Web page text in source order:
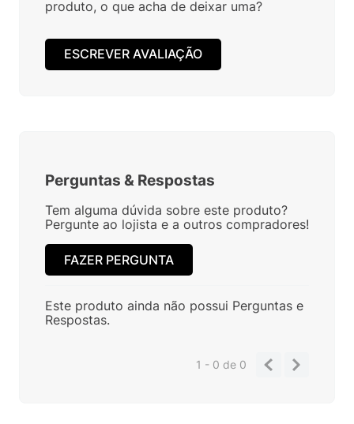
produto, o que acha de deixar uma?
ESCREVER AVALIAÇÃO
Perguntas & Respostas
Tem alguma dúvida sobre este produto?
Pergunte ao lojista e a outros compradores!
FAZER PERGUNTA
Este produto ainda não possui Perguntas e
Respostas.
1 - 0de 0